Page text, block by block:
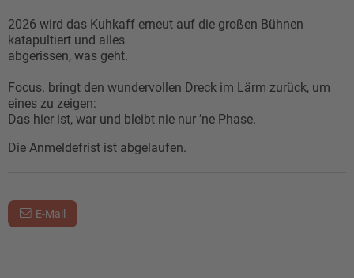
2026 wird das Kuhkaff erneut auf die großen Bühnen
katapultiert und alles
abgerissen, was geht.
Focus. bringt den wundervollen Dreck im Lärm zurück, um
eines zu zeigen:
Das hier ist, war und bleibt nie nur ’ne Phase.
Die Anmeldefrist ist abgelaufen.
E-Mail